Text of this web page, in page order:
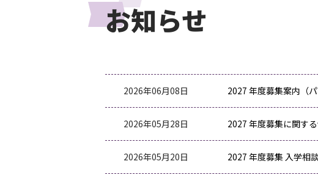
お知らせ
2026年06月08日 2027 年度募集案内（
2026年05月28日 2027 年度募集に関す
2026年05月20日 2027 年度募集 入学相